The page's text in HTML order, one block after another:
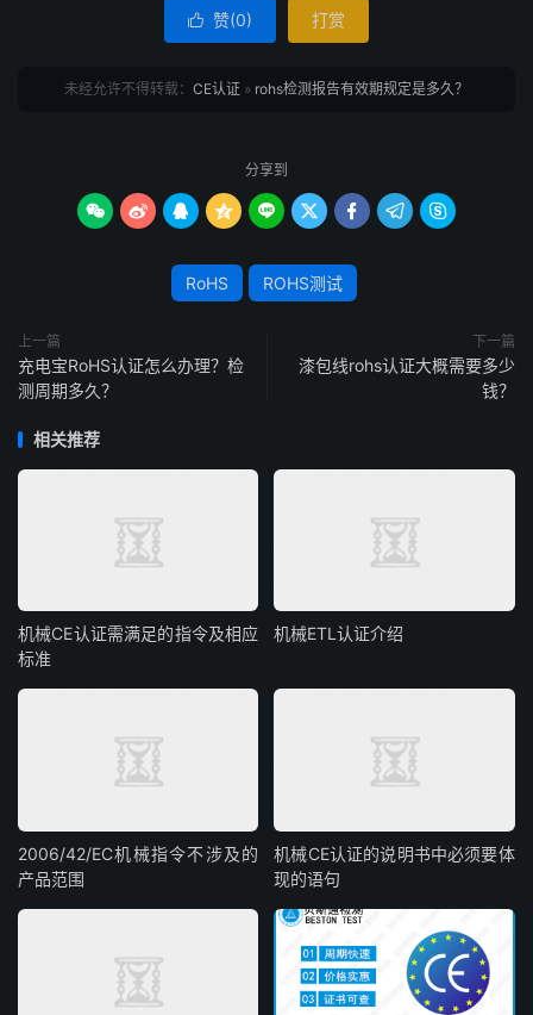
 赞(0) 打赏
未经允许不得转载： CE认证 » rohs检测报告有效期规定是多久？
分享到
        
RoHS ROHS测试
上一篇
充电宝RoHS认证怎么办理？检
测周期多久？
下一篇
漆包线rohs认证大概需要多少
钱？
相关推荐
机械CE认证需满足的指令及相应
标准
机械ETL认证介绍
2006/42/EC机械指令不涉及的
产品范围
机械CE认证的说明书中必须要体
现的语句